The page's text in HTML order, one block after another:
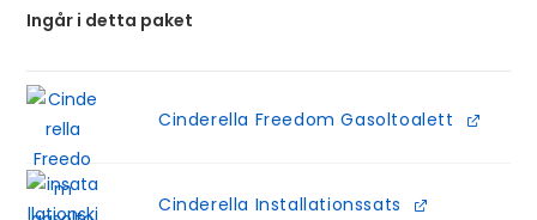
Ingår i detta paket
Cinderella Freedom Gasoltoalett
Cinderella Installationssats